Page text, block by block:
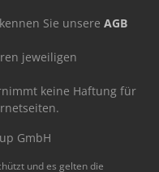
Sie unsere AGB
jeweiligen
keine Haftung für
GmbH
und es gelten die